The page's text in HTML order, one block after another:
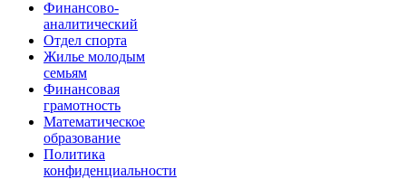
Финансово-
аналитический
Отдел спорта
Жилье молодым
семьям
Финансовая
грамотность
Математическое
образование
Политика
конфиденциальности